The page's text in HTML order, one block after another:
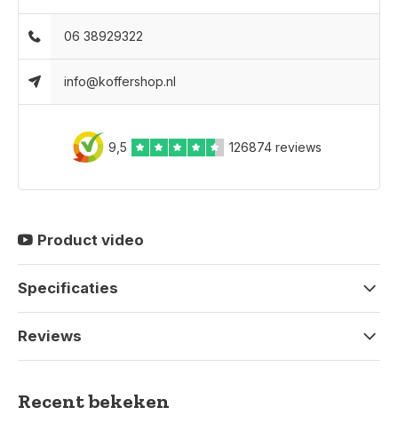
06 38929322
info@koffershop.nl
9,5 126874 reviews
Product video
Specificaties
Reviews
Recent bekeken